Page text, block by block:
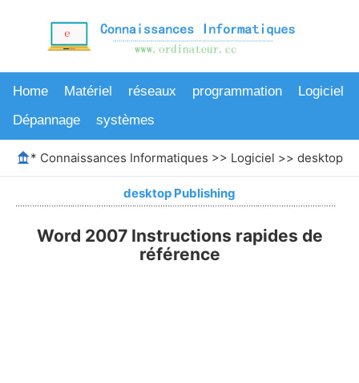
Home Matériel réseaux programmation
Logiciel
Dépannage
systèmes
* Connaissances Informatiques >> Logiciel >> desktop
desktop Publishing
Word 2007 Instructions rapides de
référence